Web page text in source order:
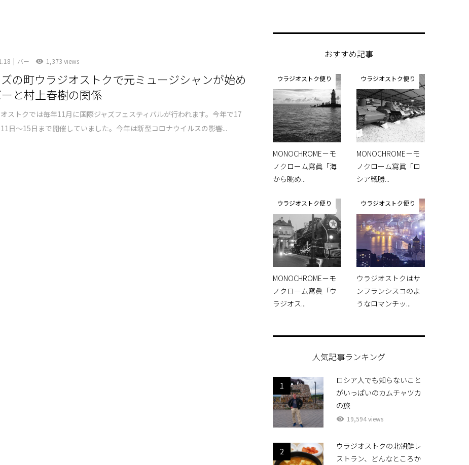
バー 1,373 views
の町ウラジオストクで元ミュージシャンが始め
と村上春樹の関係
ストクでは毎年11月に国際ジャズフェスティバルが行われます。今年で17
日～15日まで開催していました。今年は新型コロナウイルスの影響...
おすすめ記事
ウラジオストク便り
MONOCHROME－モ
ノクローム寫眞「海
から眺め...
ウラジオストク便り
MONOCHROME－モ
ノクローム寫眞「ロ
シア戦勝...
ウラジオストク便り
MONOCHROME－モ
ノクローム寫眞「ウ
ラジオス...
ウラジオストク便り
ウラジオストクはサ
ンフランシスコのよ
うなロマンチッ...
人気記事ランキング
1
ロシア人でも知らないこと
がいっぱいのカムチャツカ
の旅
19,594 views
2
ウラジオストクの北朝鮮レ
ストラン、どんなところか